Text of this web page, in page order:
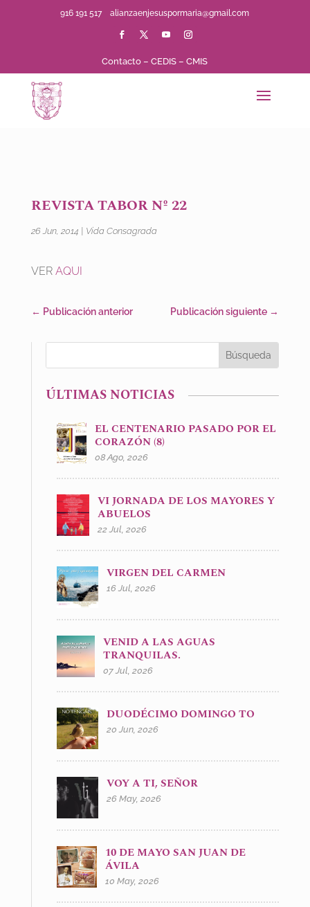
916 191 517alianzaenjesuspormaria@gmail.com
Contacto –CEDIS –CMIS
REVISTA TABOR Nº 22
26 Jun, 2014 Vida Consagrada
VER AQUI
← Publicación anterior Publicación siguiente →
ÚLTIMAS NOTICIAS
EL CENTENARIO PASADO POR EL
CORAZÓN (8)
08 Ago, 2026
VI JORNADA DE LOS MAYORES Y
ABUELOS
22 Jul, 2026
VIRGEN DEL CARMEN
16 Jul, 2026
VENID A LAS AGUAS
TRANQUILAS.
07 Jul, 2026
DUODÉCIMO DOMINGO TO
20 Jun, 2026
VOY A TI, SEÑOR
26 May, 2026
10 DE MAYO SAN JUAN DE
ÁVILA
10 May, 2026